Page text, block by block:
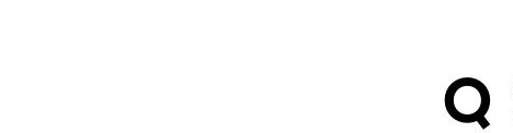
Q